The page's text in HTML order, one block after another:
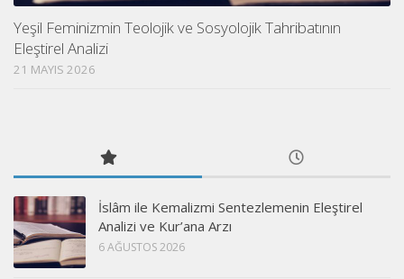
Yeşil Feminizmin Teolojik ve Sosyolojik Tahribatının
Eleştirel Analizi
21 MAYIS 2026
İslâm ile Kemalizmi Sentezlemenin Eleştirel
Analizi ve Kur’ana Arzı
6 AĞUSTOS 2026